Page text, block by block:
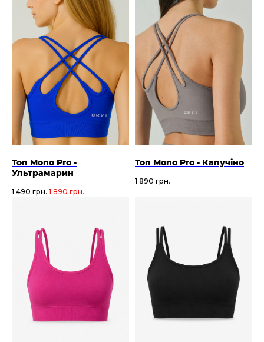
Топ Mono Pro -
Ультрамарин
1 490 грн. 1 890 грн.
Топ Mono Pro - Капучіно
1 890 грн.